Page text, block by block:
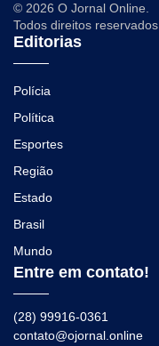
© 2026 O Jornal Online.
Todos direitos reservados.
Editorias
Polícia
Política
Esportes
Região
Estado
Brasil
Mundo
Entre em contato!
(28) 99916-0361
contato@ojornal.online